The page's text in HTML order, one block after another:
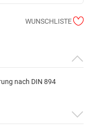
WUNSCHLISTE
nach DIN 894